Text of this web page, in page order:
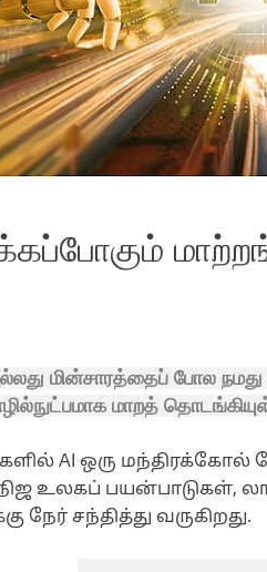
மின்சாரத்தைப் போல
மாறத்
AI ஒரு
உலகப் பயன்பாடுகள்,
நேர் சந்தித்து வருகிறது.